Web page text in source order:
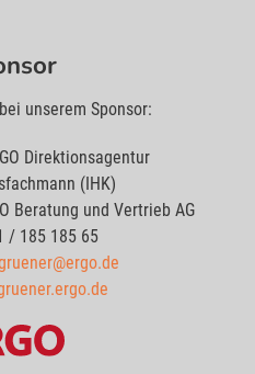
unserem Sponsor:
Direktionsagentur
(IHK)
Beratung und Vertrieb AG
/ 185 185 65